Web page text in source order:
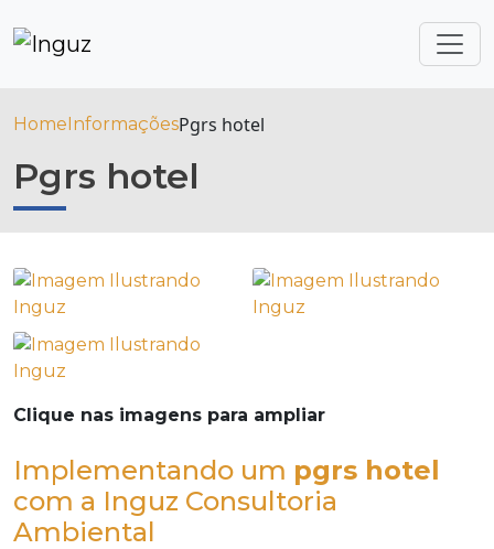
HomeInformaçõesPgrs hotel
Pgrs hotel
Clique nas imagens para ampliar
Implementando um pgrs hotel
com a Inguz Consultoria
Ambiental